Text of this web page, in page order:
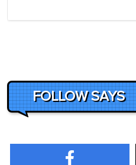
FOLLOW SAYS